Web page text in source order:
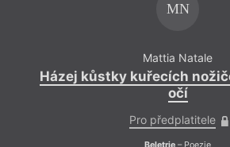
MN
Mattia Natale
Házej kůstky kuřecích
očí
Pro předplatitele